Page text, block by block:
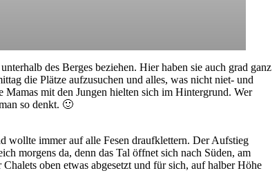
des Berges beziehen. Hier haben sie auch grad ganz
die Plätze aufzusuchen und alles, was nicht niet- und
mit den Jungen hielten sich im Hintergrund. Wer
so denkt. 🙂
wollte immer auf alle Fesen draufklettern. Der Aufstieg
morgens da, denn das Tal öffnet sich nach Süden, am
oben etwas abgesetzt und für sich, auf halber Höhe